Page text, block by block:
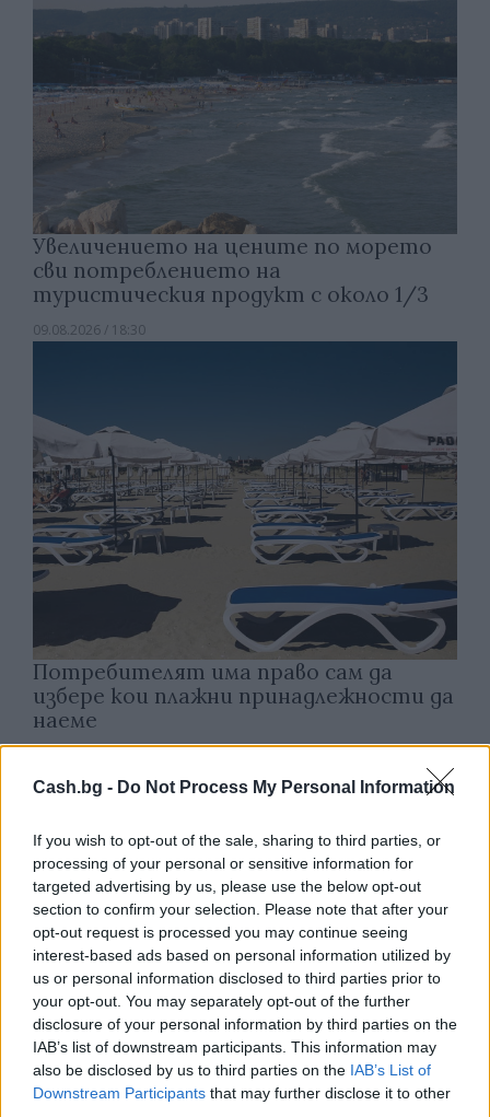
Cash.bg - Do Not Process My Personal Information
If you wish to opt-out of the sale, sharing to third parties, or
processing of your personal or sensitive information for
targeted advertising by us, please use the below opt-out
section to confirm your selection. Please note that after your
opt-out request is processed you may continue seeing
interest-based ads based on personal information utilized by
us or personal information disclosed to third parties prior to
your opt-out. You may separately opt-out of the further
disclosure of your personal information by third parties on the
IAB’s list of downstream participants. This information may
also be disclosed by us to third parties on the IAB’s List of
Downstream Participants that may further disclose it to other
Увеличението на цените по морето
сви потреблението на
туристическия продукт с около 1/3
09.08.2026 / 18:30
Потребителят има право сам да
избере кои плажни принадлежности да
наеме
Природен газ от Кипър ще потече към